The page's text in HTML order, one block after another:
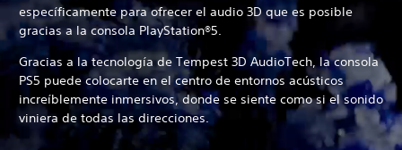
específicamente para ofrecer el audio 3D que es posible
gracias a la consola PlayStation®5.
Gracias a la tecnología de Tempest 3D AudioTech, la consola
PS5 puede colocarte en el centro de entornos acústicos
increíblemente inmersivos, donde se siente como si el sonido
viniera de todas las direcciones.